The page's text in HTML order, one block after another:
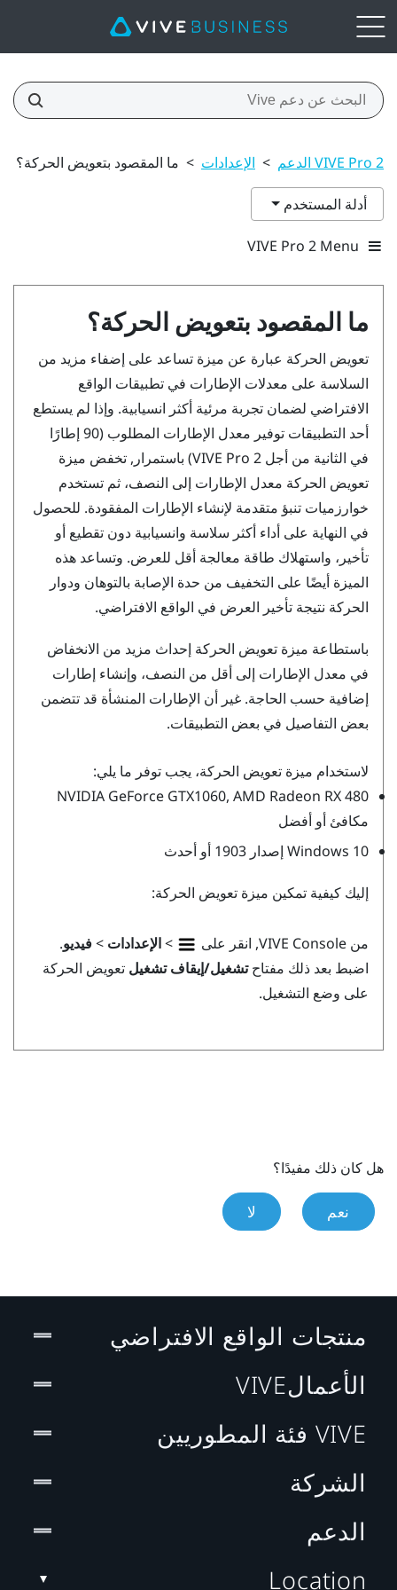
VIVE Pro 2 الدعم > الإعدادات > ما المقصود بتعويض الحركة؟
أدلة المستخدم
VIVE Pro 2 Menu
ما المقصود بتعويض الحركة؟
تعويض الحركة عبارة عن ميزة تساعد على إضفاء مزيد من
السلاسة على معدلات الإطارات في تطبيقات الواقع
الافتراضي لضمان تجربة مرئية أكثر انسيابية. وإذا لم يستطع
أحد التطبيقات توفير معدل الإطارات المطلوب (90 إطارًا
في الثانية من أجل VIVE Pro 2) باستمرار, تخفض ميزة
تعويض الحركة معدل الإطارات إلى النصف، ثم تستخدم
خوارزميات تنبؤ متقدمة لإنشاء الإطارات المفقودة. للحصول
في النهاية على أداء أكثر سلاسة وانسيابية دون تقطيع أو
تأخير، واستهلاك طاقة معالجة أقل للعرض. وتساعد هذه
الميزة أيضًا على التخفيف من حدة الإصابة بالتوهان ودوار
الحركة نتيجة تأخير العرض في الواقع الافتراضي.
باستطاعة ميزة تعويض الحركة إحداث مزيد من الانخفاض
في معدل الإطارات إلى أقل من النصف، وإنشاء إطارات
إضافية حسب الحاجة. غير أن الإطارات المنشأة قد تتضمن
بعض التفاصيل في بعض التطبيقات.
لاستخدام ميزة تعويض الحركة، يجب توفر ما يلي:
NVIDIA GeForce GTX1060, AMD Radeon RX 480
مكافئ أو أفضل
Windows 10 إصدار 1903 أو أحدث
إليك كيفية تمكين ميزة تعويض الحركة:
من VIVE Console, انقر على >الإعدادات >فيديو.
اضبط بعد ذلك مفتاحتشغيل/إيقاف تشغيل تعويض الحركة
على وضع التشغيل.
هل كان ذلك مفيدًا؟
نعم لا
منتجات الواقع الافتراضي
الأعمالVIVE
VIVE فئة المطوريين
الشركة
الدعم
Location